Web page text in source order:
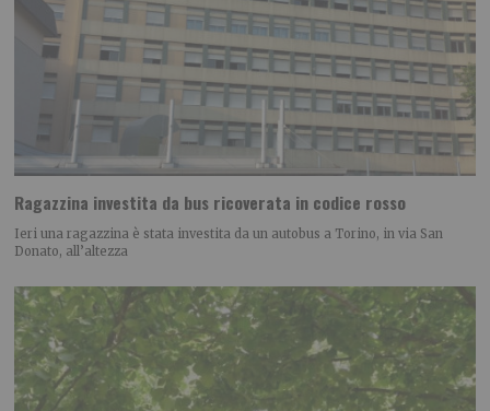
Ragazzina investita da bus ricoverata in codice rosso
Ieri una ragazzina è stata investita da un autobus a Torino, in via San
Donato, all’altezza